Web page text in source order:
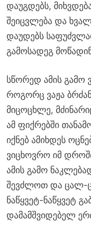
დაუგდებს,
შეიცვლება და
დაუდებს
გამოსადეგ
სწორედ ამის გამო
როგორც ვაჟა
მიცოცხლე,
ამ ფიქრებში
იქნებ ამიხდეს
ვიცხოვრო იმ
ამის გამო
შევძლოთ და ცალ-
ნაწყვეტ-ნაწყვეტ
დამამშვიდებელ